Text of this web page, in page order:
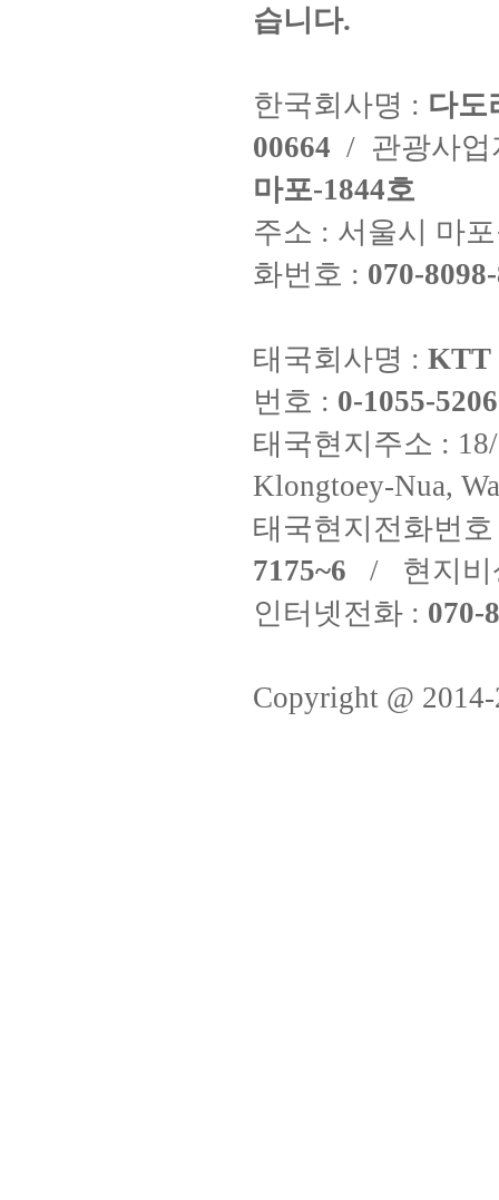
습니다.
한국회사명 : 다도
00664 / 관광사
마포-1844호
주소 : 서울시 마
화번호 : 070-
태국회사명 : KTT
번호 : 0-1055-
태국현지주소 :
Klongtoey-Nua,
태국현지전화번
7175~6 / 현지비
인터넷전화 : 070-
Copyright @